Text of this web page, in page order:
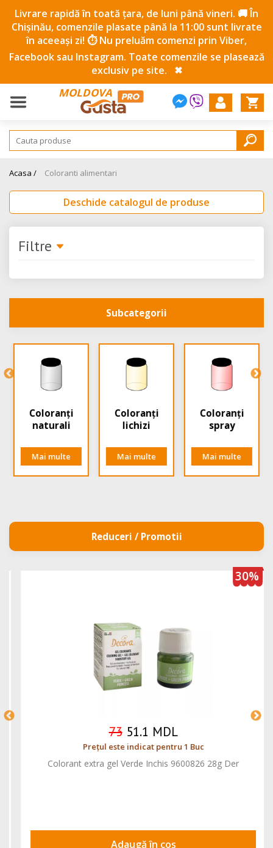
Livrare rapidă în toată țara, de luni până vineri. 🚚 În
Chișinău, comenzile plasate până la 11:00 sunt livrate
în aceeași zi! ⏱️ Nu preluăm comenzi prin Viber,
Facebook sau Instagram. Toate comenzile se plasează
exclusiv pe site.
✖
MOLDOVA
Acasa / Coloranti alimentari
Deschide catalogul de produse
Filtre
Subcategorii
Coloranți
naturali
Mai multe
Coloranți
lichizi
Mai multe
Coloranți
spray
Mai multe
Reduceri / Promotii
30%
7351.1 MDL
Prețul este indicat pentru 1 Buc
Colorant extra gel Verde Inchis 9600826 28g Der
Adaugă în coș